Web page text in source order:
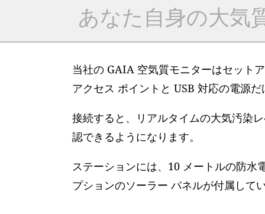
あなた自身の大気
当社の GAIA 空気質モニターはセット
アクセス ポイントと USB 対応の電源
接続すると、リアルタイムの大気汚染
認できるようになります。
ステーションには、10 メートルの防水
プションのソーラー パネルが付属して